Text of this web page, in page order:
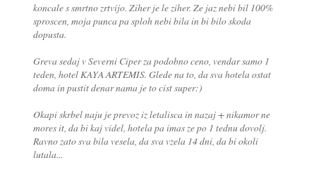
koncale s smrtno zrtvijo. Ziher je le ziher. Ze jaz nebi bil 100%
sproscen, moja punca pa sploh nebi bila in bi bilo skoda
dopusta.
Greva sedaj v Severni Ciper za podobno ceno, vendar samo 1
teden, hotel KAYA ARTEMIS. Glede na to, da sva hotela ostat
doma in pustit denar nama je to cist super:)
Okapi skrbel naju je prevoz iz letalisca in nazaj + nikamor ne
mores it, da bi kaj videl, hotela pa imas ze po 1 tednu dovolj.
Ravno zato sva bila vesela, da sva vzela 14 dni, da bi okoli
lutala...